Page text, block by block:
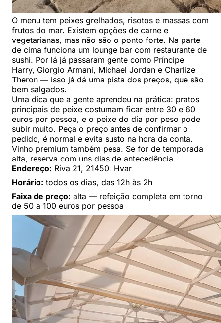
O menu tem peixes grelhados, risotos e massas com
frutos do mar. Existem opções de carne e
vegetarianas, mas não são o ponto forte. Na parte
de cima funciona um lounge bar com restaurante de
sushi. Por lá já passaram gente como Príncipe
Harry, Giorgio Armani, Michael Jordan e Charlize
Theron — isso já dá uma pista dos preços, que são
bem salgados.
Uma dica que a gente aprendeu na prática: pratos
principais de peixe costumam ficar entre 30 e 60
euros por pessoa, e o peixe do dia por peso pode
subir muito. Peça o preço antes de confirmar o
pedido, é normal e evita susto na hora da conta.
Vinho premium também pesa. Se for de temporada
alta, reserva com uns dias de antecedência.
Endereço: Riva 21, 21450, Hvar
Horário: todos os dias, das 12h às 2h
Faixa de preço: alta — refeição completa em torno
de 50 a 100 euros por pessoa